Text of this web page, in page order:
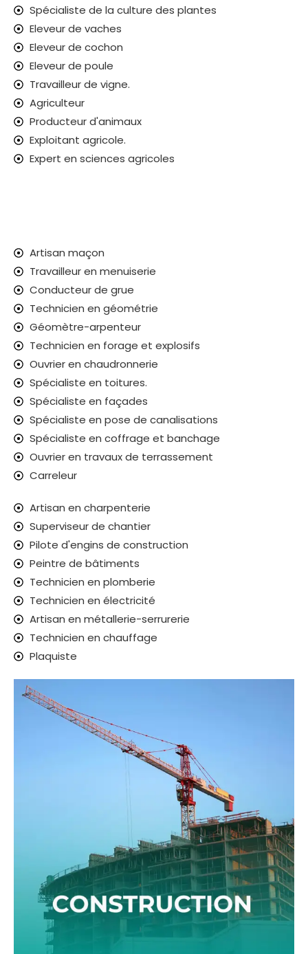
Spécialiste de la culture des plantes
Eleveur de vaches
Eleveur de cochon
Eleveur de poule
Travailleur de vigne.
Agriculteur
Producteur d'animaux
Exploitant agricole.
Expert en sciences agricoles
Artisan maçon
Travailleur en menuiserie
Conducteur de grue
Technicien en géométrie
Géomètre-arpenteur
Technicien en forage et explosifs
Ouvrier en chaudronnerie
Spécialiste en toitures.
Spécialiste en façades
Spécialiste en pose de canalisations
Spécialiste en coffrage et banchage
Ouvrier en travaux de terrassement
Carreleur
Artisan en charpenterie
Superviseur de chantier
Pilote d'engins de construction
Peintre de bâtiments
Technicien en plomberie
Technicien en électricité
Artisan en métallerie-serrurerie
Technicien en chauffage
Plaquiste